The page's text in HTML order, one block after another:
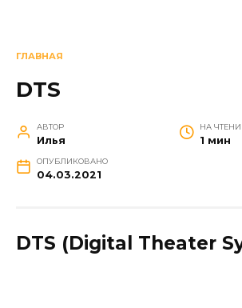
ГЛАВНАЯ
DTS
АВТОР
Илья
НА
1 мин
ОПУБЛИКОВАНО
04.03.2021
DTS (Digital Theater